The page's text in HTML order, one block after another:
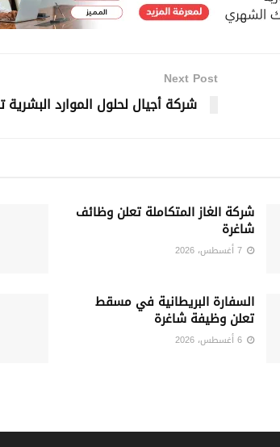
Next Post
شركة أجيال لحلول الموارد
شركة الغاز المتكاملة تعلن وظائف
شاغرة
السفارة البريطانية في مسقط
تعلن وظيفة شاغرة